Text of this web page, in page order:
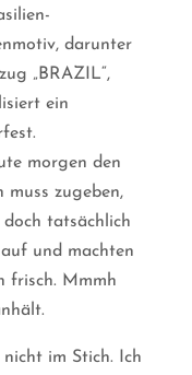
morgen den
muss zugeben,
tatsächlich
und machten
frisch. Mmmh
im Stich. Ich